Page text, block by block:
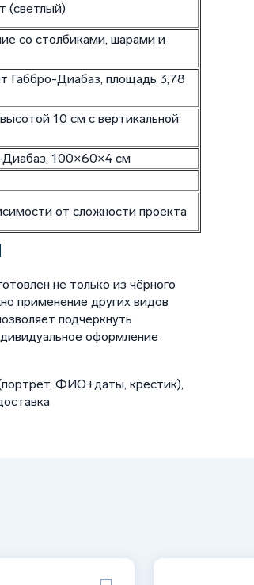
(светлый)
со столбиками, шарами и
Габбро-Диабаз, площадь 3,78
10 см с вертикальной
Диабаз, 100×60×4 см
от сложности проекта
не только из чёрного
применение других видов
подчеркнуть
оформление
ФИО+даты, крестик),